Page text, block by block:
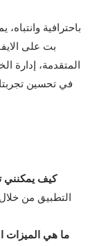
باحترافية
بت على
المتقدمة، إدارة
في تحسين
كيف
التطبيق من
ما هي الميزات